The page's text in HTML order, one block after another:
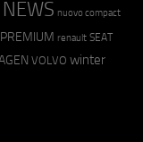
NEWS nuovo compact
PREMIUM renault SEAT
VOLVO winter